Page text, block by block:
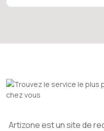
Artizone est un site de